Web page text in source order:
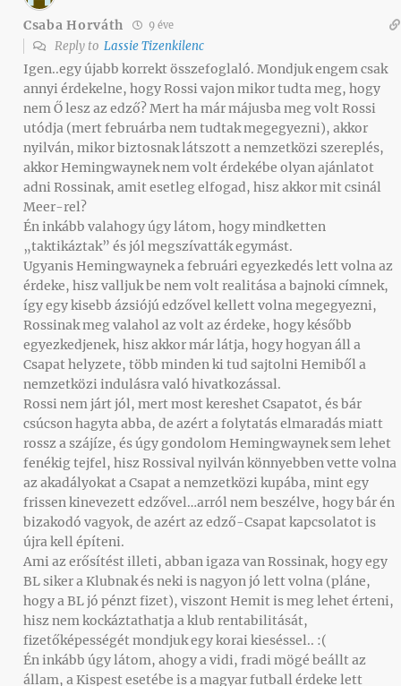
Csaba Horváth 9 éve
Reply to Lassie Tizenkilenc
Igen..egy újabb korrekt összefoglaló. Mondjuk engem csak
annyi érdekelne, hogy Rossi vajon mikor tudta meg, hogy
nem Ő lesz az edző? Mert ha már májusba meg volt Rossi
utódja (mert februárba nem tudtak megegyezni), akkor
nyilván, mikor biztosnak látszott a nemzetközi szereplés,
akkor Hemingwaynek nem volt érdekébe olyan ajánlatot
adni Rossinak, amit esetleg elfogad, hisz akkor mit csinál
Meer-rel?
Én inkább valahogy úgy látom, hogy mindketten
„taktikáztak” és jól megszívatták egymást.
Ugyanis Hemingwaynek a februári egyezkedés lett volna az
érdeke, hisz valljuk be nem volt realitása a bajnoki címnek,
így egy kisebb ázsiójú edzővel kellett volna megegyezni,
Rossinak meg valahol az volt az érdeke, hogy később
egyezkedjenek, hisz akkor már látja, hogy hogyan áll a
Csapat helyzete, több minden ki tud sajtolni Hemiből a
nemzetközi indulásra való hivatkozással.
Rossi nem járt jól, mert most kereshet Csapatot, és bár
csúcson hagyta abba, de azért a folytatás elmaradás miatt
rossz a szájíze, és úgy gondolom Hemingwaynek sem lehet
fenékig tejfel, hisz Rossival nyilván könnyebben vette volna
az akadályokat a Csapat a nemzetközi kupába, mint egy
frissen kinevezett edzővel…arról nem beszélve, hogy bár én
bizakodó vagyok, de azért az edző-Csapat kapcsolatot is
újra kell építeni.
Ami az erősítést illeti, abban igaza van Rossinak, hogy egy
BL siker a Klubnak és neki is nagyon jó lett volna (pláne,
hogy a BL jó pénzt fizet), viszont Hemit is meg lehet érteni,
hisz nem kockáztathatja a klub rentabilitását,
fizetőképességét mondjuk egy korai kieséssel.. :(
Én inkább úgy látom, ahogy a vidi, fradi mögé beállt az
állam, a Kispest esetébe is a magyar futball érdeke lett